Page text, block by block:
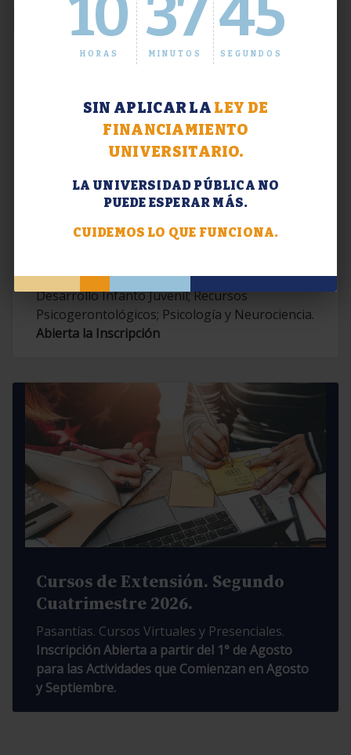
10
HORAS
37
MINUTOS
46
SEGUNDOS
SIN APLICAR LA LEY DE
FINANCIAMIENTO
UNIVERSITARIO.
LA UNIVERSIDAD PÚBLICA NO
PUEDE ESPERAR MÁS.
CUIDEMOS LO QUE FUNCIONA.
Extensión. Diplomaturas 2026.
Contemporáneas; Problemáticas en el
Desarrollo Infanto Juvenil; Recursos
Psicogerontológicos; Psicología y Neurociencia.
Abierta la Inscripción
Cursos de Extensión. Segundo
Cuatrimestre 2026.
Pasantías. Cursos Virtuales y Presenciales.
Inscripción Abierta a partir del 1° de Agosto
para las Actividades que Comienzan en Agosto
y Septiembre.